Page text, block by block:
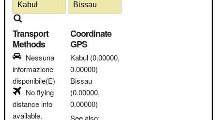
Transport
Methods
Nessuna
informazione
disponibile(E)
No flying
distance info
available.
Coordinate
GPS
Kabul (0.00000,
0.00000)
Bissau
(0.00000,
0.00000)
See also: